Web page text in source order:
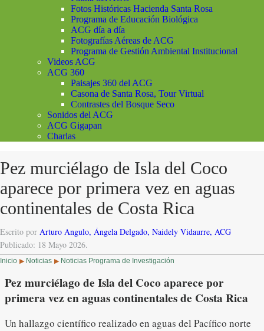
Fotos Históricas Hacienda Santa Rosa
Programa de Educación Biológica
ACG día a día
Fotografías Aéreas de ACG
Programa de Gestión Ambiental Institucional
Videos ACG
ACG 360
Paisajes 360 del ACG
Casona de Santa Rosa, Tour Virtual
Contrastes del Bosque Seco
Sonidos del ACG
ACG Gigapan
Charlas
Pez murciélago de Isla del Coco
aparece por primera vez en aguas
continentales de Costa Rica
Escrito por Arturo Angulo, Ángela Delgado, Naidely Vidaurre, ACG
Publicado: 18 Mayo 2026.
Inicio ▶ Noticias ▶ Noticias Programa de Investigación
Pez murciélago de Isla del Coco aparece por
primera vez en aguas continentales de Costa Rica
Un hallazgo científico realizado en aguas del Pacífico norte